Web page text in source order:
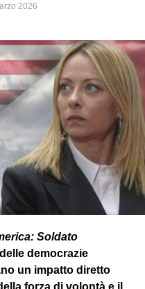
2026
Soldato
democrazie
un impatto diretto
forza di volontà e il